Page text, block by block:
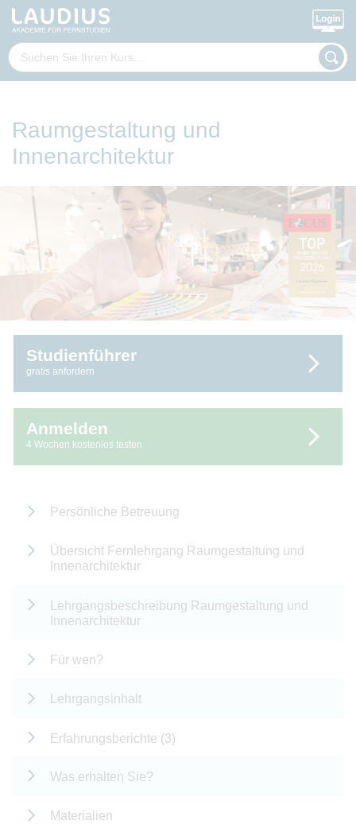
Raumgestaltung und
Innenarchitektur
Studienführer
gratis anfordern
Anmelden
4 Wochen kostenlos testen
Persönliche Betreuung
Übersicht Fernlehrgang Raumgestaltung und
Innenarchitektur
Lehrgangsbeschreibung Raumgestaltung und
Innenarchitektur
Für wen?
Lehrgangsinhalt
Erfahrungsberichte (3)
Was erhalten Sie?
Materialien